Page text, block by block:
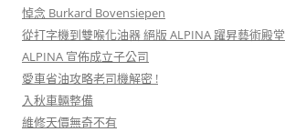
悼念 Burkard Bovensiepen
從打字機到雙喉化油器 絕版 ALPINA 躍昇藝術殿堂
ALPINA 宣佈成立子公司
愛車省油攻略老司機解密 !
入秋車輛整備
維修天價無奇不有